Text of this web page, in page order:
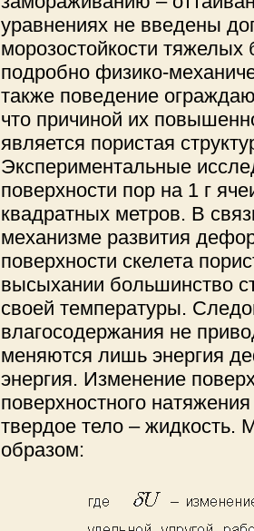
уравнениях не введены
морозостойкости
подробно физико-
также поведение
что причиной их
является пористая
Экспериментальные
поверхности пор на 1 г
квадратных метров. В
механизме развития
поверхности скелета
высыхании большинство
своей температуры.
влагосодержания не
меняются лишь энергия
энергия. Изменение
поверхностного
твердое тело – жидкость.
образом: